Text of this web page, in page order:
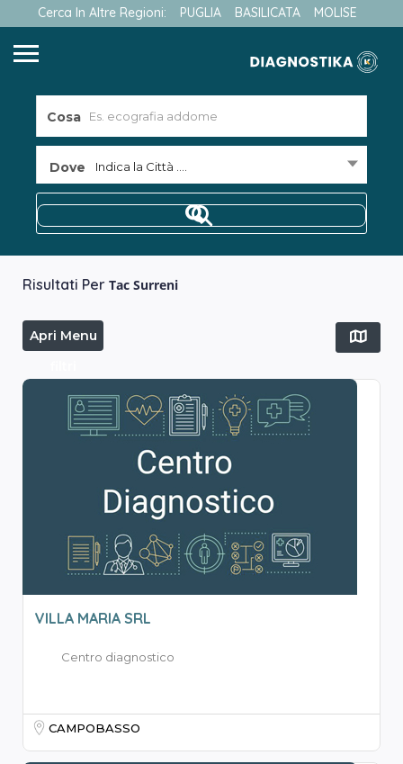
Cerca In Altre Regioni: PUGLIA BASILICATA MOLISE
Cosa
Dove Indica la Città ....
Risultati Per Tac Surreni
Apri Menu
VILLA MARIA SRL
Centro diagnostico
CAMPOBASSO